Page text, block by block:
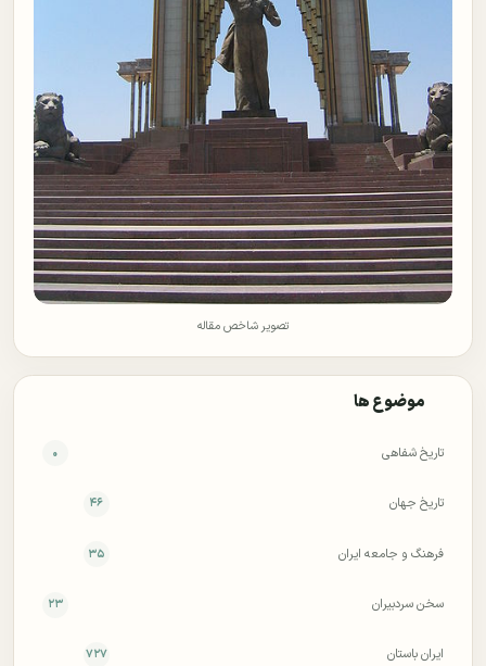
تصویر شاخص مقاله
موضوع ها
تاریخ شفاهی ۰
تاریخ جهان ۴۶
فرهنگ و جامعه ایران ۳۵
سخن سردبیران ۲۳
ایران باستان ۷۲۷